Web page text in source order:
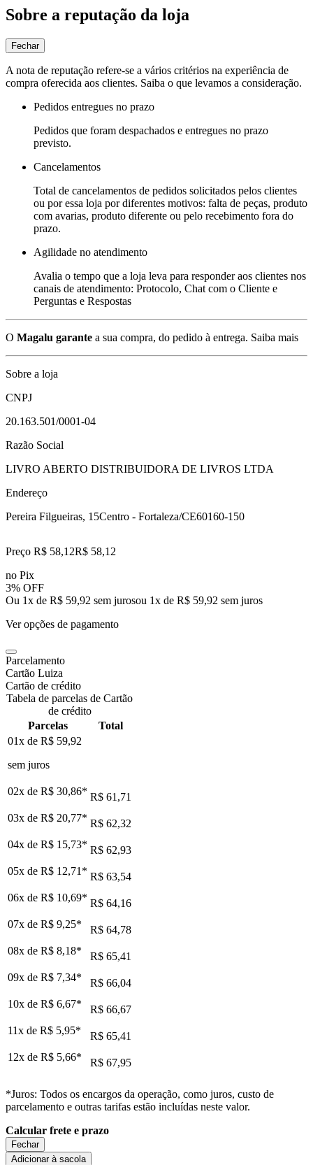
Sobre a reputação da loja
Fechar
A nota de reputação refere-se a vários critérios na experiência de
compra oferecida aos clientes. Saiba o que levamos a consideração.
Pedidos entregues no prazo
Pedidos que foram despachados e entregues no prazo
previsto.
Cancelamentos
Total de cancelamentos de pedidos solicitados pelos clientes
ou por essa loja por diferentes motivos: falta de peças, produto
com avarias, produto diferente ou pelo recebimento fora do
prazo.
Agilidade no atendimento
Avalia o tempo que a loja leva para responder aos clientes nos
canais de atendimento: Protocolo, Chat com o Cliente e
Perguntas e Respostas
O Magalu garante a sua compra, do pedido à entrega. Saiba mais
Sobre a loja
CNPJ
20.163.501/0001-04
Razão Social
LIVRO ABERTO DISTRIBUIDORA DE LIVROS LTDA
Endereço
Pereira Filgueiras, 15Centro - Fortaleza/CE60160-150
Preço R$ 58,12R$ 58,12
no Pix
3% OFF
Ou 1x de R$ 59,92 sem jurosou 1x de R$ 59,92 sem juros
Ver opções de pagamento
Parcelamento
Cartão Luiza
Cartão de crédito
Tabela de parcelas de Cartão
de crédito
Parcelas
Total
01x de R$ 59,92
sem juros
02x de R$ 30,86* R$ 61,71
03x de R$ 20,77* R$ 62,32
04x de R$ 15,73* R$ 62,93
05x de R$ 12,71 * R$ 63,54
06x de R$ 10,69* R$ 64,16
07x de R$ 9,25*
R$ 64,78
08x de R$ 8,18*
R$ 65,41
09x de R$ 7,34*
R$ 66,04
10x de R$ 6,67*
R$ 66,67
11x de R$ 5,95*
R$ 65,41
12x de R$ 5,66* R$ 67,95
*Juros: Todos os encargos da operação, como juros, custo de
parcelamento e outras tarifas estão incluídas neste valor.
Calcular frete e prazo
Fechar
Adicionar à sacola